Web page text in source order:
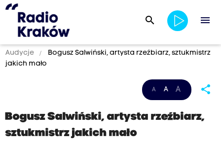
search menu
Audycje
Bogusz Salwiński, artysta rzeźbiarz, sztukmistrz
jakich mało
A A A share
Bogusz Salwiński, artysta rzeźbiarz,
sztukmistrz jakich mało